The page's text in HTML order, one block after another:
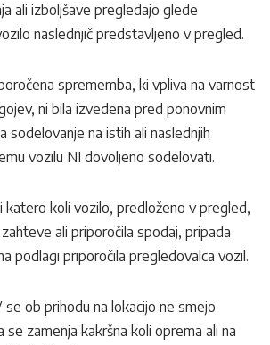
ali izboljšave pregledajo glede
naslednjič predstavljeno v pregled.
sprememba, ki vpliva na varnost
ni bila izvedena pred ponovnim
sodelovanje na istih ali naslednjih
vozilu NI dovoljeno sodelovati.
katero koli vozilo, predloženo v pregled,
ali priporočila spodaj, pripada
podlagi priporočila pregledovalca vozil.
ob prihodu na lokacijo ne smejo
zamenja kakršna koli oprema ali na